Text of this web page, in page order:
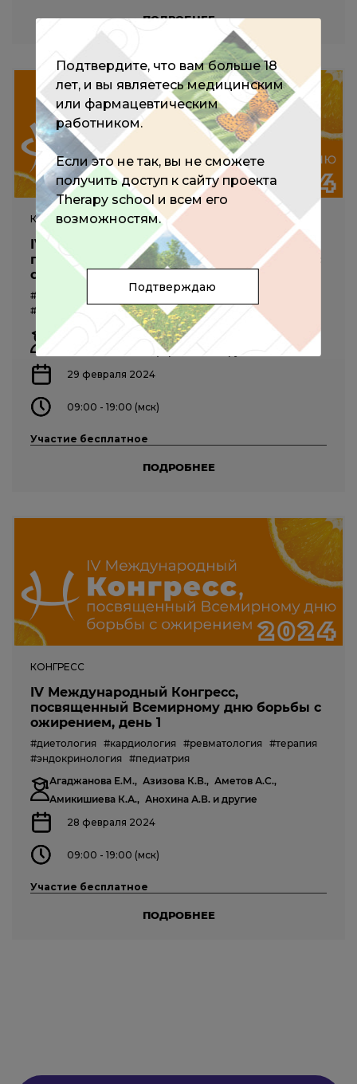
ПОДРОБНЕЕ
КОНГРЕСС
IV Международный Конгресс,
посвященный Всемирному дню борьбы с
ожирением, день 2
#диетология #кардиология #ревматология
#эндокринология #педиатрия
Агаджанова Е.М.,
Аметов А.С.,
Анисимова К.А.,
Анциферов М.Б.
29 февраля 2024
09:00 - 19:00 (мск)
Участие бесплатное
ПОДРОБНЕЕ
КОНГРЕСС
IV Международный Конгресс,
посвященный Всемирному дню борьбы с
ожирением, день 1
#диетология #кардиология #ревматология #терапия
#эндокринология #педиатрия
Агаджанова Е.М., Азизова К.В., Аметов А.С.,
Амикишиева К.А., Анохина А.В. и другие
28 февраля 2024
09:00 - 19:00 (мск)
Участие бесплатное
ПОДРОБНЕЕ
Подтвердите, что вам больше 18
лет, и вы являетесь медицинским
или фармацевтическим
работником.
Если это не так, вы не сможете
получить доступ к сайту проекта
Therapy school и всем его
возможностям.
Подтверждаю